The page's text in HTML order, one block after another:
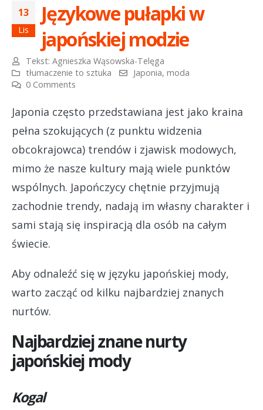
13
Lis
Językowe pułapki w
japońskiej modzie
Tekst:Agnieszka Wąsowska-Telęga
tłumaczenie to sztuka
Japonia, moda
0 Comments
Japonia często przedstawiana jest jako kraina
pełna szokujących (z punktu widzenia
obcokrajowca) trendów i zjawisk modowych,
mimo że nasze kultury mają wiele punktów
wspólnych. Japończycy chętnie przyjmują
zachodnie trendy, nadają im własny charakter i
sami stają się inspiracją dla osób na całym
świecie.
Aby odnaleźć się w języku japońskiej mody,
warto zacząć od kilku najbardziej znanych
nurtów.
Najbardziej znane nurty
japońskiej mody
Kogal